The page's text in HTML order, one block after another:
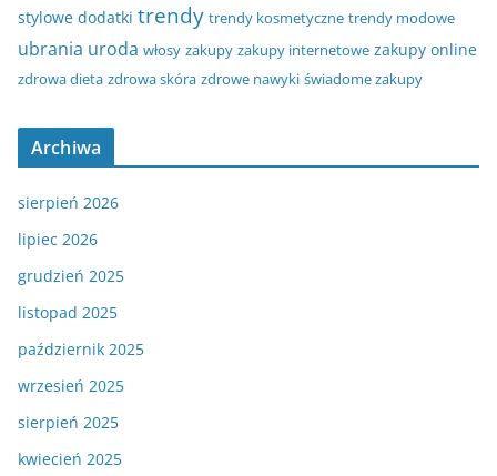
stylowe dodatki trendy trendy kosmetyczne trendy modowe
ubrania uroda włosy zakupy zakupy internetowe zakupy online
zdrowa dieta zdrowa skóra zdrowe nawyki świadome zakupy
Archiwa
sierpień 2026
lipiec 2026
grudzień 2025
listopad 2025
październik 2025
wrzesień 2025
sierpień 2025
kwiecień 2025